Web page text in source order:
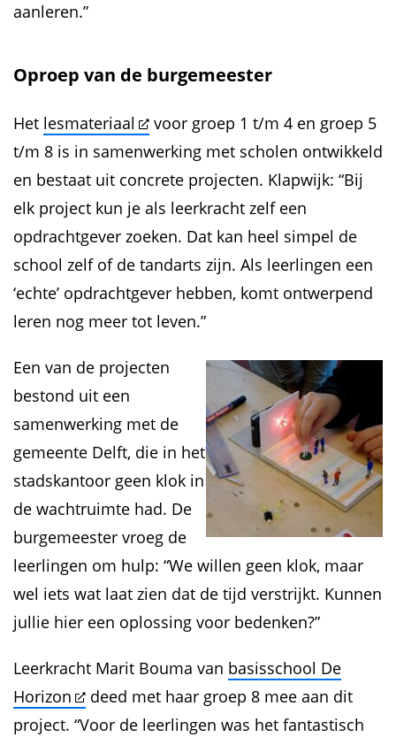
aanleren.”
Oproep van de burgemeester
Het lesmateriaal
voor groep 1 t/m 4 en groep 5
t/m 8 is in samenwerking met scholen ontwikkeld
en bestaat uit concrete projecten. Klapwijk: “Bij
elk project kun je als leerkracht zelf een
opdrachtgever zoeken. Dat kan heel simpel de
school zelf of de tandarts zijn. Als leerlingen een
‘echte’ opdrachtgever hebben, komt ontwerpend
leren nog meer tot leven.”
Een van de projecten
bestond uit een
samenwerking met de
gemeente Delft, die in het
stadskantoor geen klok in
de wachtruimte had. De
burgemeester vroeg de
leerlingen om hulp: “We willen geen klok, maar
wel iets wat laat zien dat de tijd verstrijkt. Kunnen
jullie hier een oplossing voor bedenken?”
Leerkracht Marit Bouma van basisschool De
Horizon
deed met haar groep 8 mee aan dit
project. “Voor de leerlingen was het fantastisch